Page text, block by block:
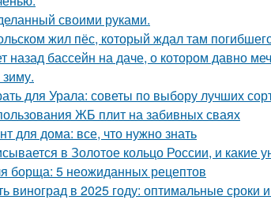
своими руками.
жил пёс, который ждал там
назад бассейн на даче, о котором давно
для Урала: советы по выбору лучших
ЖБ плит на забивных сваях
для дома: все, что нужно знать
в Золотое кольцо России, и какие
борща: 5 неожиданных рецептов
виноград в 2025 году: оптимальные сроки